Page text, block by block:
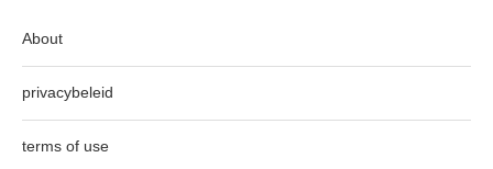
About
privacybeleid
terms of use